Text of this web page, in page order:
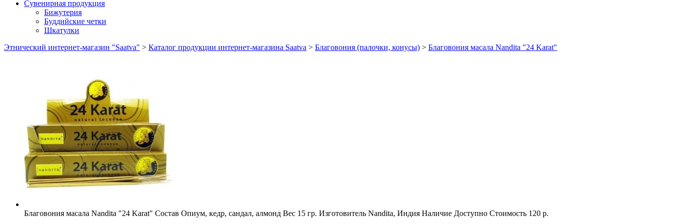
Сувенирная продукция
Бижутерия
Буддийские четки
Шкатулки
Этнический интернет-магазин "Saatva" > Каталог продукции интернет-магазина Saatva > Благовония (палочки, конусы) > Благовония масала Nandita "24 Karat"
Благовония масала Nandita "24 Karat" Состав Опиум, кедр, сандал, алмонд Вес 15 гр. Изготовитель Nandita, Индия Наличие Доступно Стоимость 120 р.